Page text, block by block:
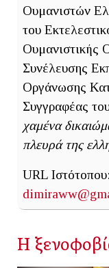
Ουμανιστών
του
Ουμανιστικής
Συνέλευσης
Οργάνωσης
Συγγραφέας
χαμένα
πλευρά της
URL Ιστότοπου:
Η